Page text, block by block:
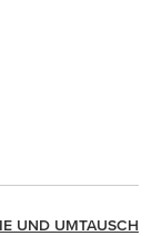
UND UMTAUSCH